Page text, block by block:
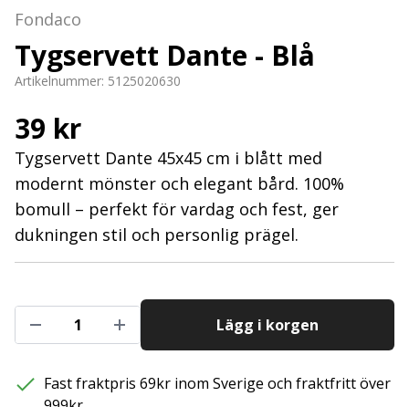
Fondaco
Tygservett Dante - Blå
Artikelnummer: 5125020630
39 kr
Tygservett Dante 45x45 cm i blått med
modernt mönster och elegant bård. 100%
bomull – perfekt för vardag och fest, ger
dukningen stil och personlig prägel.
Lägg i korgen
Fast fraktpris 69kr inom Sverige och fraktfritt över